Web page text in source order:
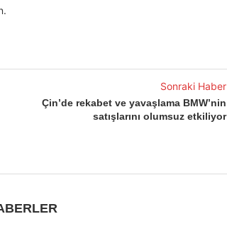
Sonraki Haber
Çin’de rekabet ve yavaşlama BMW’nin
satışlarını olumsuz etkiliyor